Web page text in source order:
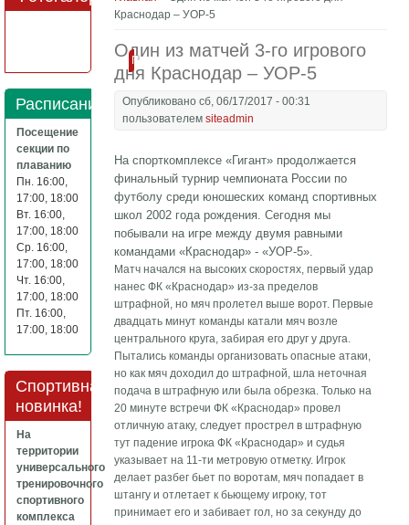
Краснодар – УОР-5
Один из матчей 3-го игрового
дня Краснодар – УОР-5
Опубликовано сб, 06/17/2017 - 00:31
пользователемsiteadmin
На спорткомплексе «Гигант» продолжается
финальный турнир чемпионата России по
футболу среди юношеских команд спортивных
школ 2002 года рождения. Сегодня мы
побывали на игре между двумя равными
командами «Краснодар» - «УОР-5».
Матч начался на высоких скоростях, первый удар
нанес ФК «Краснодар» из-за пределов
штрафной, но мяч пролетел выше ворот. Первые
двадцать минут команды катали мяч возле
центрального круга, забирая его друг у друга.
Пытались команды организовать опасные атаки,
но как мяч доходил до штрафной, шла неточная
подача в штрафную или была обрезка. Только на
20 минуте встречи ФК «Краснодар» провел
отличную атаку, следует прострел в штрафную
тут падение игрока ФК «Краснодар» и судья
указывает на 11-ти метровую отметку. Игрок
делает разбег бьет по воротам, мяч попадает в
штангу и отлетает к бьющему игроку, тот
принимает его и забивает гол, но за секунду до
Подробнее
Расписание
Посещение
секции по
плаванию
Пн. 16:00,
17:00, 18:00
Вт. 16:00,
17:00, 18:00
Ср. 16:00,
17:00, 18:00
Чт. 16:00,
17:00, 18:00
Пт. 16:00,
17:00, 18:00
Спортивная
новинка!
На
территории
универсального
тренировочного
спортивного
комплекса